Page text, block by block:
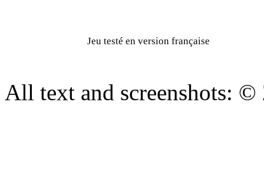
Jeu testé en version française
All text and screenshots: ©